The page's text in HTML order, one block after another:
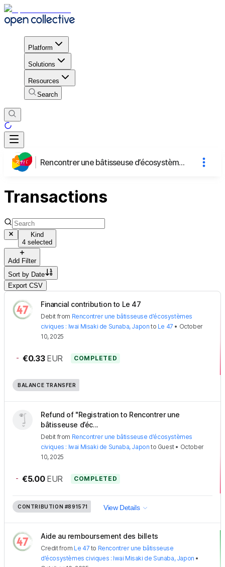
Platform
Solutions
Resources
Search
Rencontrer une bâtisseuse d’écosystèmes civiques : Iwai Misaki de Sunaba, Japon
Transactions
Kind
4 selected
Add Filter
Sort by Date
Export CSV
Financial contribution to Le 47
Debit from Rencontrer une bâtisseuse d’écosystèmes
civiques : Iwai Misaki de Sunaba, Japon to Le 47 • October
10, 2025
- €0.33 EUR COMPLETED
BALANCE TRANSFER
Refund of "Registration to Rencontrer une
bâtisseuse d’éc...
Debit from Rencontrer une bâtisseuse d’écosystèmes
civiques : Iwai Misaki de Sunaba, Japon to Guest• October
10, 2025
- €5.00 EUR COMPLETED
CONTRIBUTION #891571 View Details
Aide au remboursement des billets
Creditfrom Le 47 to Rencontrer une bâtisseuse
d’écosystèmes civiques : Iwai Misaki de Sunaba, Japon •